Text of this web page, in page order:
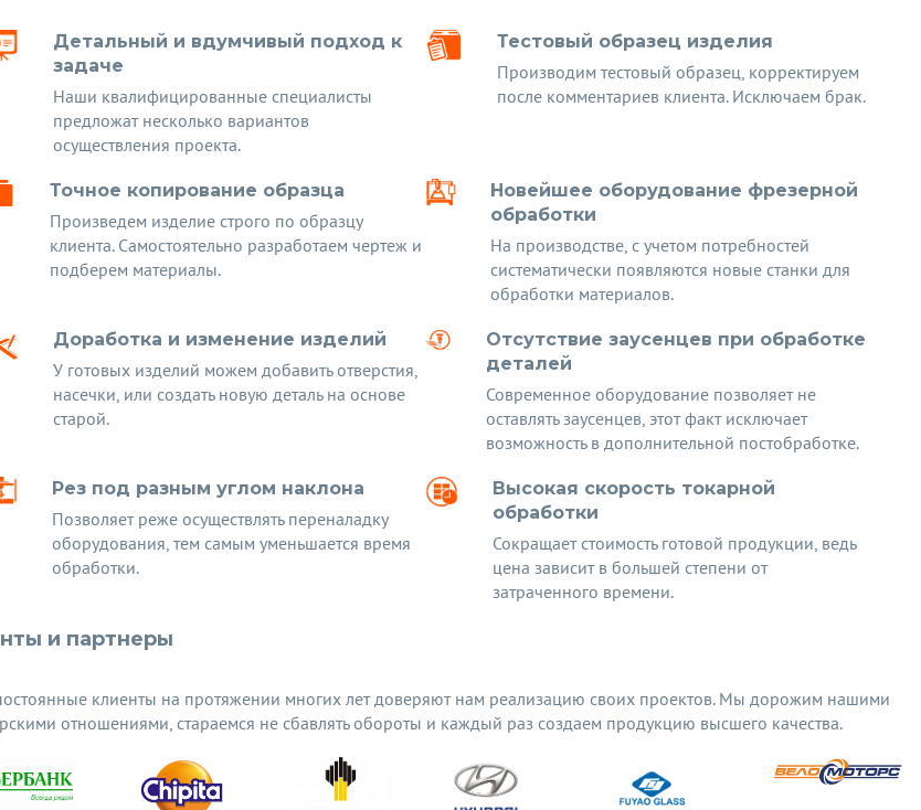
Детальный и вдумчивый подход к
задаче
Наши квалифицированные специалисты
предложат несколько вариантов
осуществления проекта.
Тестовый образец изделия
Производим тестовый образец, корректируем
после комментариев клиента. Исключаем брак.
Точное копирование образца
Произведем изделие строго по образцу
клиента. Самостоятельно разработаем чертеж и
подберем материалы.
Новейшее оборудование фрезерной
обработки
На производстве, с учетом потребностей
систематически появляются новые станки для
обработки материалов.
Доработка и изменение изделий
У готовых изделий можем добавить отверстия,
насечки, или создать новую деталь на основе
старой.
Отсутствие заусенцев при обработке
деталей
Современное оборудование позволяет не
оставлять заусенцев, этот факт исключает
возможность в дополнительной постобработке.
Рез под разным углом наклона
Позволяет реже осуществлять переналадку
оборудования, тем самым уменьшается время
обработки.
Высокая скорость токарной
обработки
Сокращает стоимость готовой продукции, ведь
цена зависит в большей степени от
затраченного времени.
и партнеры
клиенты на протяжении многих лет доверяют нам реализацию своих проектов. Мы дорожим нашими
отношениями, стараемся не сбавлять обороты и каждый раз создаем продукцию высшего качества.